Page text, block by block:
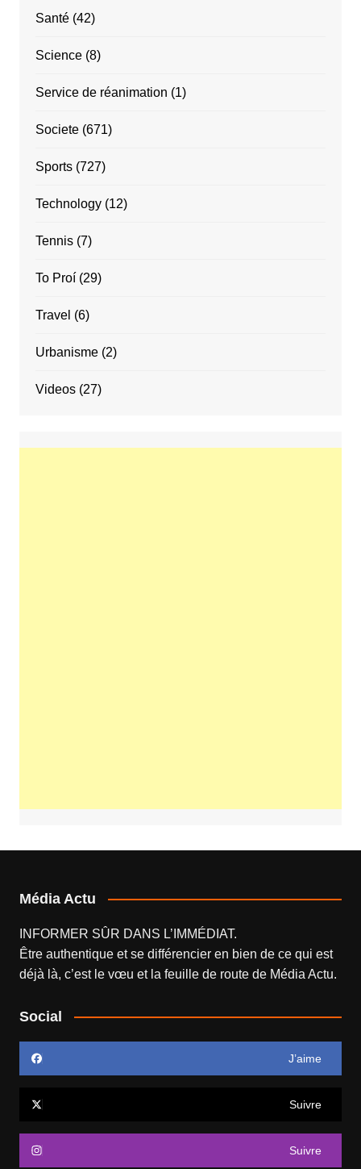
Santé(42)
Science(8)
Service de réanimation (1)
Societe(671)
Sports(727)
Technology(12)
Tennis(7)
To Proí(29)
Travel (6)
Urbanisme(2)
Videos(27)
Média Actu
INFORMER SÛR DANS L’IMMÉDIAT.
Être authentique et se différencier en bien de ce qui est
déjà là, c’est le vœu et la feuille de route de Média Actu.
Social
J’aime
Suivre
Suivre